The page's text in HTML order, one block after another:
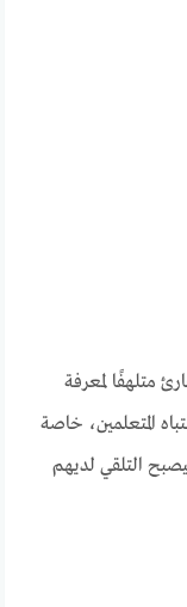
متلهفًا لمعرفة
المتعلمين، خاصة
التلقي لديهم